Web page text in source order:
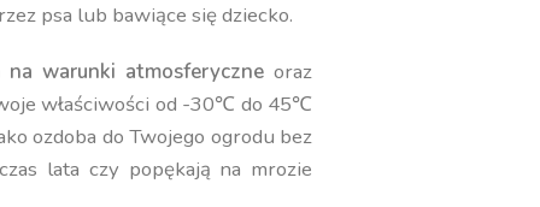
psa lub bawiące się dziecko.
na warunki atmosferyczne oraz
właściwości od -30℃ do 45℃
ozdoba do Twojego ogrodu bez
lata czy popękają na mrozie